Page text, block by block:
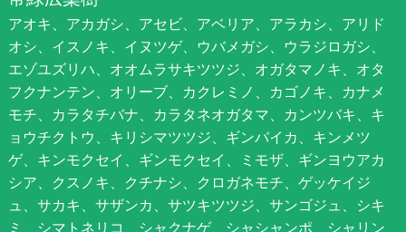
アオキ、アカガシ、アセビ、アベリア、アラカシ、アリド
オシ、イスノキ、イヌツゲ、ウバメガシ、ウラジロガシ、
エゾユズリハ、オオムラサキツツジ、オガタマノキ、オタ
フクナンテン、オリーブ、カクレミノ、カゴノキ、カナメ
モチ、カラタチバナ、カラタネオガタマ、カンツバキ、キ
ョウチクトウ、キリシマツツジ、ギンバイカ、キンメツ
ゲ、キンモクセイ、ギンモクセイ、ミモザ、ギンヨウアカ
シア、クスノキ、クチナシ、クロガネモチ、ゲッケイジ
ュ、サカキ、サザンカ、サツキツツジ、サンゴジュ、シキ
ミ、シマトネリコ、シャクナゲ、シャシャンポ、シャリン